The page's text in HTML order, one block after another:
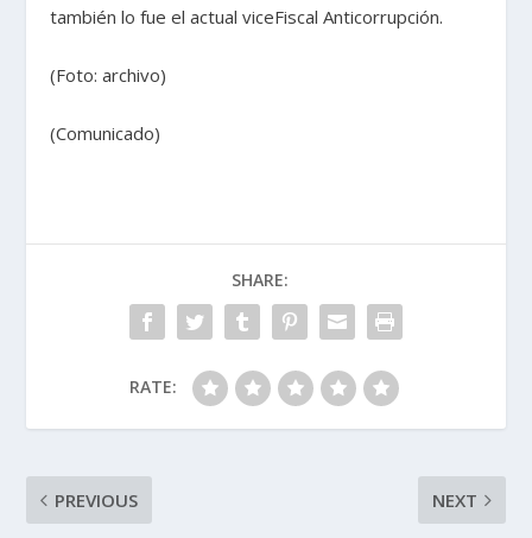
también lo fue el actual viceFiscal Anticorrupción.
(Foto: archivo)
(Comunicado)
SHARE:
RATE:
PREVIOUS NEXT